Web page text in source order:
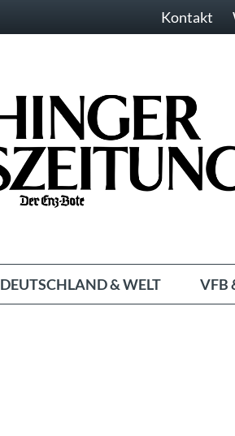
Kontakt
DEUTSCHLAND & WELT VFB